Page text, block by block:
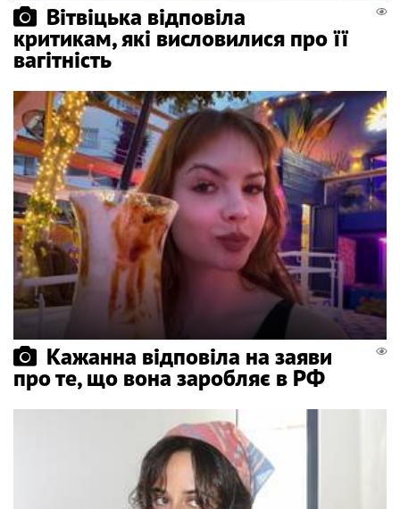
Вітвіцька відповіла
критикам, які висловилися про її
вагітність
Кажанна відповіла на заяви
про те, що вона заробляє в РФ